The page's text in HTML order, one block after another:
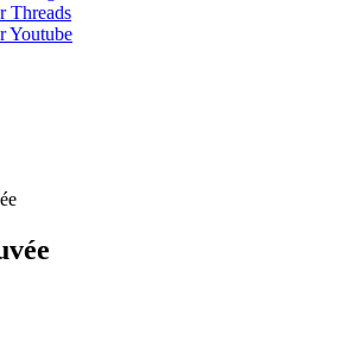
Threads
Youtube